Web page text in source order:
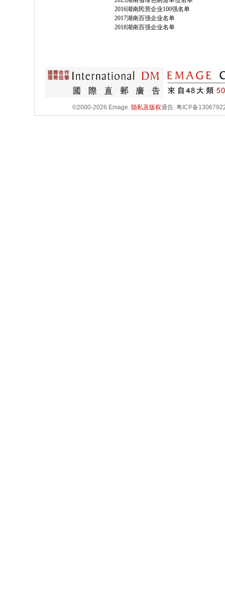
2016湖南民营企业100强名单
2017湖南百强企业名单
2018湖南百强企业名单
©2000-2026 Emage. 隐私及版权通告. 粤ICP备